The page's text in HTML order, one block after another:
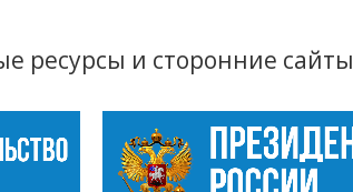
ресурсы и сторонние сайты